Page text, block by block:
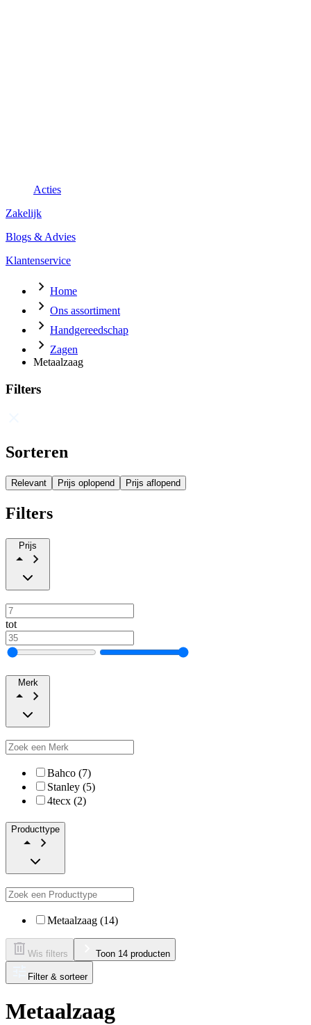
Acties
Zakelijk
Blogs & Advies
Klantenservice
Home
Ons assortiment
Handgereedschap
Zagen
Metaalzaag
Filters
Sorteren
Relevant Prijs oplopend Prijs aflopend
Filters
Prijs
tot
Merk
Bahco (7)
Stanley (5)
4tecx (2)
Producttype
Metaalzaag (14)
Wis filters Toon 14 producten
Filter & sorteer
Metaalzaag